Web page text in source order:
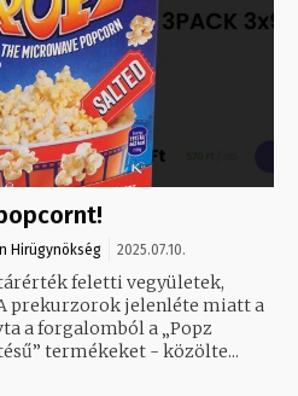
Hirügynökség 2025.07.10.
feletti vegyületek,
prekurzorok jelenléte miatt a
a forgalomból a „Popz
termékeket - közölte...